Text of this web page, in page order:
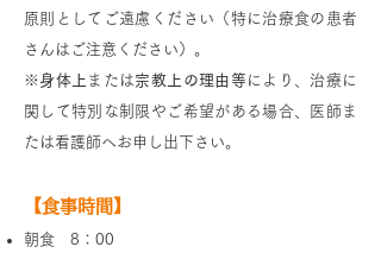
原則としてご遠慮ください（特に治療食の患者
さんはご注意ください）。
※ 身体上 または宗教上の理由等 により、治療に
関して特別な制限やご希望がある場合、医師ま
たは看護師へお申し出下さい。
【食事時間】
朝食 8：00